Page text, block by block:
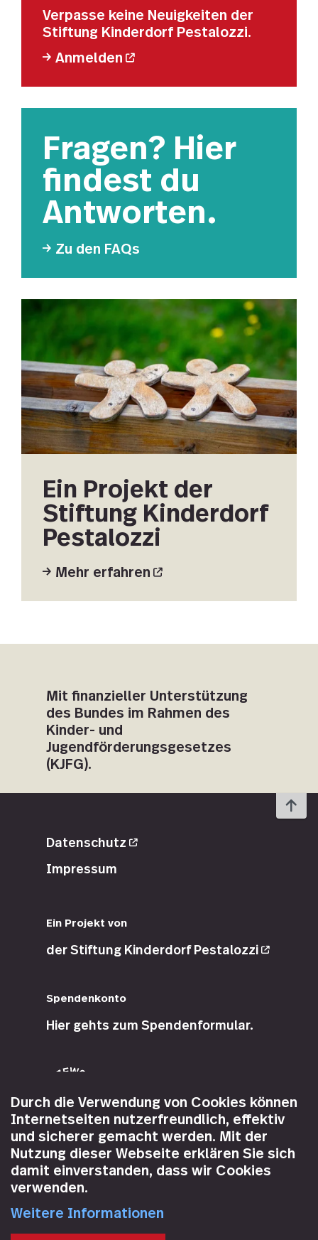
Verpasse keine Neuigkeiten der
Stiftung Kinderdorf Pestalozzi.
Anmelden
Fragen? Hier
findest du
Antworten.
Zu den FAQs
Ein Projekt der
Stiftung Kinderdorf
Pestalozzi
Mehr erfahren
Mit finanzieller Unterstützung
des Bundes im Rahmen des
Kinder- und
Jugendförderungsgesetzes
(KJFG).
Datenschutz
Impressum
Ein Projekt von
derStiftung KinderdorfPestalozzi
Spendenkonto
Hier gehts zumSpendenformular.
Sie können Ihre Spenden an die
Stiftung Kinderdorf Pestalozzi von
den Steuern abziehen.
Schweizerische
Steuerbefreiungsnummer: CHE-
105.770.471
To
Durch die Verwendung von Cookies können
Internetseiten nutzerfreundlich, effektiv
und sicherer gemacht werden. Mit der
Nutzung dieser Webseite erklären Sie sich
damit einverstanden, dass wir Cookies
verwenden.
Weitere Informationen